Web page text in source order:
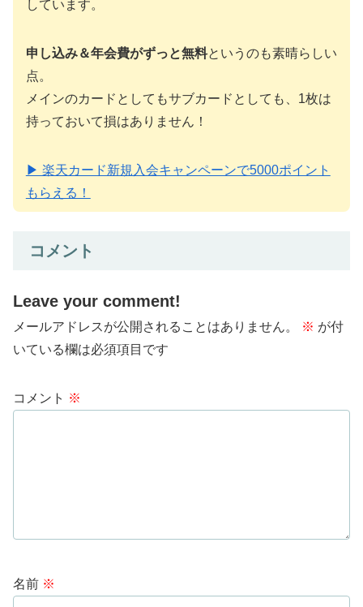
しています。
申し込み＆年会費がずっと無料というのも素晴らしい
点。
メインのカードとしてもサブカードとしても、1枚は
持っておいて損はありません！
▶ 楽天カード新規入会キャンペーンで5000ポイント
もらえる！
コメント
Leave your comment!
メールアドレスが公開されることはありません。 ※ が付
いている欄は必須項目です
コメント ※
名前 ※